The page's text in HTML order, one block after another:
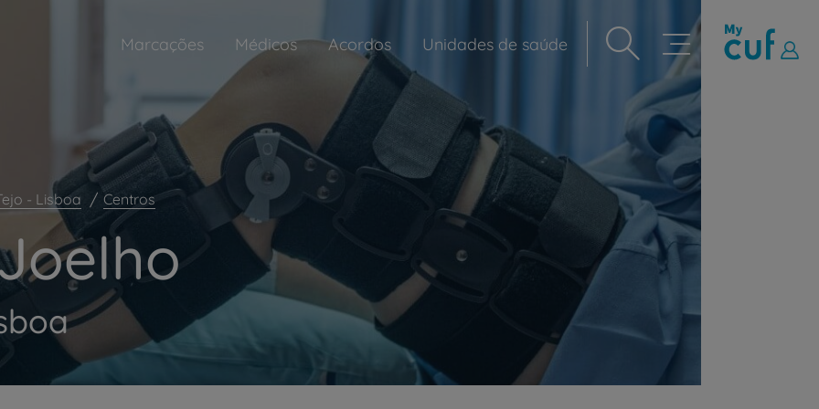
Navegação
principal
Marcações Médicos Acordos Unidades de saúde
- Lisboa Centros